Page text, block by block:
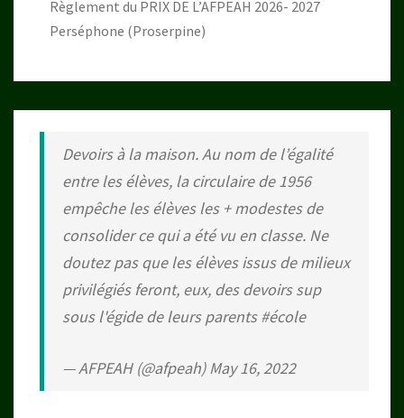
Règlement du PRIX DE L’AFPEAH 2026- 2027
Perséphone (Proserpine)
Devoirs à la maison. Au nom de l’égalité
entre les élèves, la circulaire de 1956
empêche les élèves les + modestes de
consolider ce qui a été vu en classe. Ne
doutez pas que les élèves issus de milieux
privilégiés feront, eux, des devoirs sup
sous l'égide de leurs parents#école
— AFPEAH (@afpeah)May 16, 2022